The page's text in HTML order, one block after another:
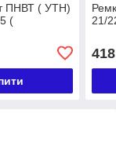
ПНВТ ( УТН)
(
21/
418